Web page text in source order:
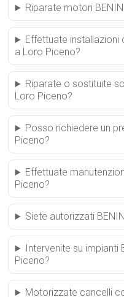
Riparate motori
Effettuate installazioni
a Loro Piceno?
Riparate o sostituite
Loro Piceno?
Posso richiedere un
Piceno?
Effettuate
Piceno?
Siete autorizzati
Intervenite su impianti
Piceno?
Motorizzate cancelli